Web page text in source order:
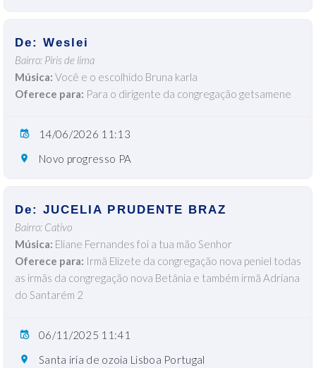
De: Weslei
Bairro: Piris de lima
Música: Você e o escolhido Bruna karla
Oferece para: Para o dirigente da congregação getsamene
14/06/2026 11:13
Novo progresso PA
De: JUCELIA PRUDENTE BRAZ
Bairro: Cativo
Música: Eliane Fernandes foi a tua mão Senhor
Oferece para: Irmã Elizete da congregação nova peniel todas
as irmãs da congregação nova Betânia e também irmã Adriana
do Santarém 2
06/11/2025 11:41
Santa iria de ozoia Lisboa Portugal